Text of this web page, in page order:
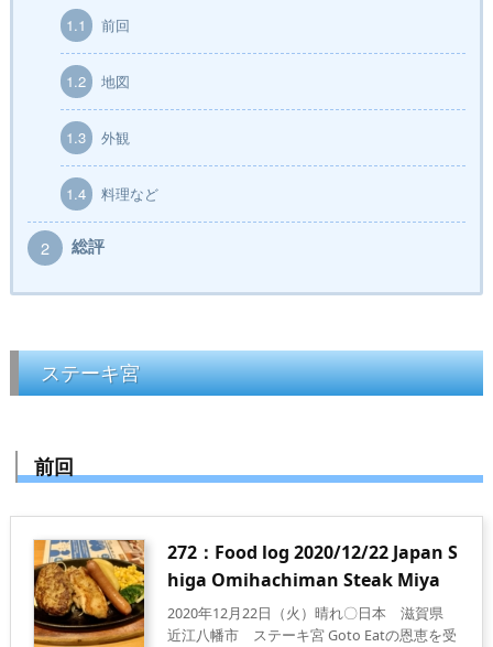
1.1 前回
1.2 地図
1.3 外観
1.4 料理など
2 総評
ステーキ宮
前回
272：Food log 2020/12/22 Japan S
higa Omihachiman Steak Miya
2020年12月22日（火）晴れ〇日本 滋賀県
近江八幡市 ステーキ宮 Goto Eatの恩恵を受